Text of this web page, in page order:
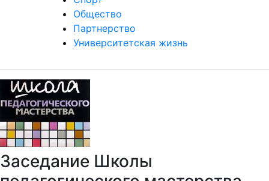
Общество
Партнерство
Университетская жизнь
Заседание Школы